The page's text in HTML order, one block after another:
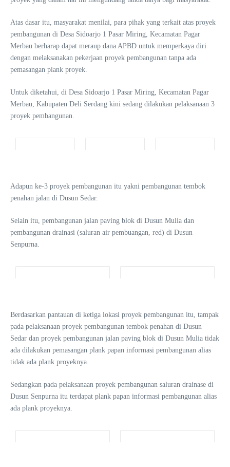
Atas dasar itu, masyarakat menilai, para pihak yang terkait atas proyek
pembangunan di Desa Sidoarjo 1 Pasar Miring, Kecamatan Pagar
Merbau berharap dapat meraup dana APBD untuk memperkaya diri
dengan melaksanakan pekerjaan proyek pembangunan tanpa ada
pemasangan plank proyek.
Untuk diketahui, di Desa Sidoarjo 1 Pasar Miring, Kecamatan Pagar
Merbau, Kabupaten Deli Serdang kini sedang dilakukan pelaksanaan 3
proyek pembangunan.
Adapun ke-3 proyek pembangunan itu yakni pembangunan tembok
penahan jalan di Dusun Sedar.
Selain itu, pembangunan jalan paving blok di Dusun Mulia dan
pembangunan drainasi (saluran air pembuangan, red) di Dusun
Senpurna.
Berdasarkan pantauan di ketiga lokasi proyek pembangunan itu, tampak
pada pelaksanaan proyek pembangunan tembok penahan di Dusun
Sedar dan proyek pembangunan jalan paving blok di Dusun Mulia tidak
ada dilakukan pemasangan plank papan informasi pembangunan alias
tidak ada plank proyeknya.
Sedangkan pada pelaksanaan proyek pembangunan saluran drainase di
Dusun Senpurna itu terdapat plank papan informasi pembangunan alias
ada plank proyeknya.